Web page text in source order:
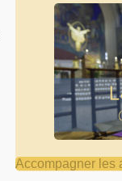
Accompagner les